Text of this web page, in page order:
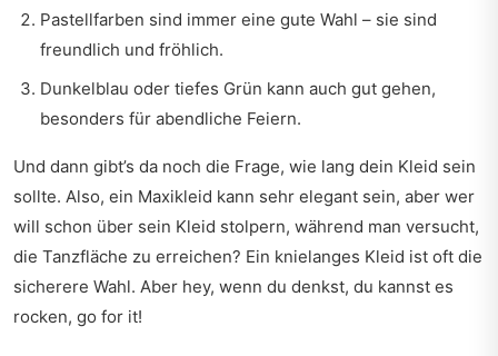
Pastellfarben sind immer eine gute Wahl – sie sind
freundlich und fröhlich.
Dunkelblau oder tiefes Grün kann auch gut gehen,
besonders für abendliche Feiern.
Und dann gibt’s da noch die Frage, wie lang dein Kleid sein
sollte. Also, ein Maxikleid kann sehr elegant sein, aber wer
will schon über sein Kleid stolpern, während man versucht,
die Tanzfläche zu erreichen? Ein knielanges Kleid ist oft die
sicherere Wahl. Aber hey, wenn du denkst, du kannst es
rocken, go for it!